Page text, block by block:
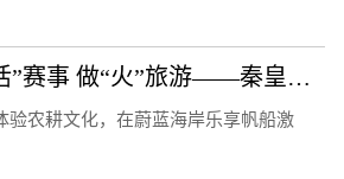
做“热”文化 做“活”赛事 做“火”旅游——秦皇岛文体旅融合发展观察
验农耕文化，在蔚蓝海岸乐享帆船激